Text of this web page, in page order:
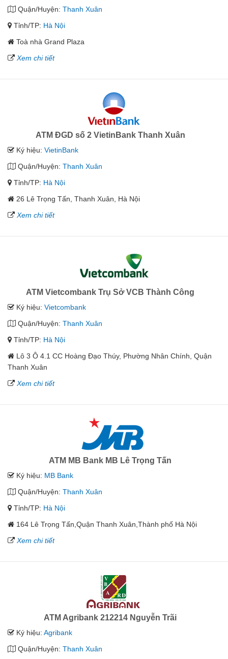
Quận/Huyện: Thanh Xuân
Tỉnh/TP: Hà Nội
Toà nhà Grand Plaza
Xem chi tiết
ATM ĐGD số 2 VietinBank Thanh Xuân
Ký hiệu: VietinBank
Quận/Huyện: Thanh Xuân
Tỉnh/TP: Hà Nội
26 Lê Trọng Tấn, Thanh Xuân, Hà Nội
Xem chi tiết
ATM Vietcombank Trụ Sở VCB Thành Công
Ký hiệu: Vietcombank
Quận/Huyện: Thanh Xuân
Tỉnh/TP: Hà Nội
Lô 3 Ô 4.1 CC Hoàng Đạo Thúy, Phường Nhân Chính, Quận
Thanh Xuân
Xem chi tiết
ATM MB Bank MB Lê Trọng Tấn
Ký hiệu: MB Bank
Quận/Huyện: Thanh Xuân
Tỉnh/TP: Hà Nội
164 Lê Trọng Tấn,Quận Thanh Xuân,Thành phố Hà Nội
Xem chi tiết
ATM Agribank 212214 Nguyễn Trãi
Ký hiệu: Agribank
Quận/Huyện: Thanh Xuân